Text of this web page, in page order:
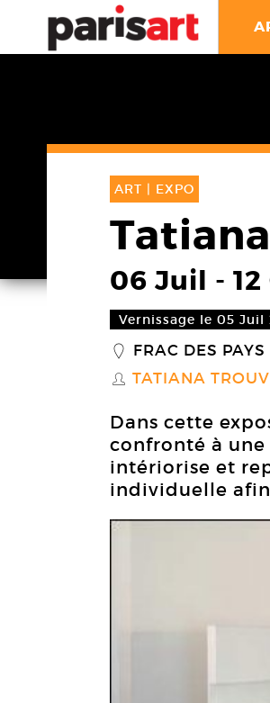
ART | EXPO
06 Juil -
Vernissage le 05 Juil
_ FRAC DES
S TATIANA
Dans cette
confronté à
intériorise et
individuelle